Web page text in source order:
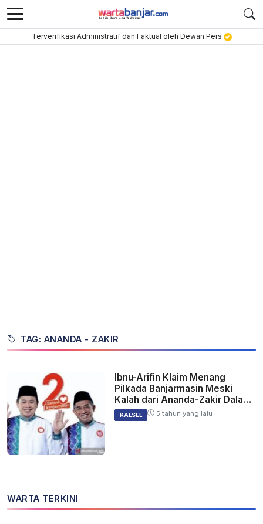
Terverifikasi Administratif dan Faktual oleh Dewan Pers
TAG: ANANDA - ZAKIR
Ibnu-Arifin Klaim Menang
Pilkada Banjarmasin Meski
Kalah dari Ananda-Zakir Dalam
PSU
KALSEL 5 tahun yang lalu
WARTA TERKINI